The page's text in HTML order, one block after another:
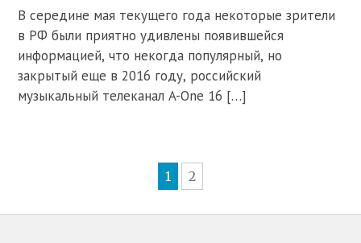
В середине мая текущего года некоторые зрители
в РФ были приятно удивлены появившейся
информацией, что некогда популярный, но
закрытый еще в 2016 году, российский
музыкальный телеканал A-One 16 […]
1 2